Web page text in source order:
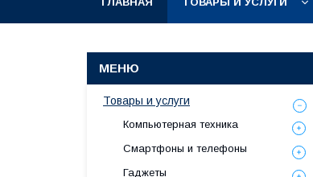
Товары и услуги
Компьютерная техника
Смартфоны и телефоны
Гаджеты